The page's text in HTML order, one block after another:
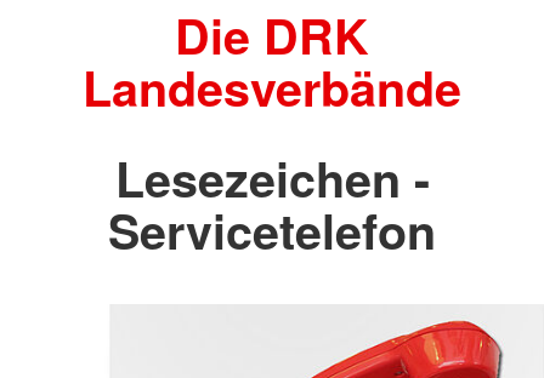
Die DRK
Landesverbände
Lesezeichen -
Servicetelefon